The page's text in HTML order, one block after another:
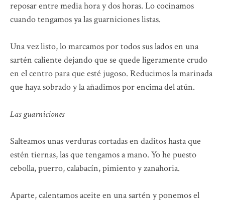
reposar entre media hora y dos horas. Lo cocinamos
cuando tengamos ya las guarniciones listas.
Una vez listo, lo marcamos por todos sus lados en una
sartén caliente dejando que se quede ligeramente crudo
en el centro para que esté jugoso. Reducimos la marinada
que haya sobrado y la añadimos por encima del atún.
Las guarniciones
Salteamos unas verduras cortadas en daditos hasta que
estén tiernas, las que tengamos a mano. Yo he puesto
cebolla, puerro, calabacín, pimiento y zanahoria.
Aparte, calentamos aceite en una sartén y ponemos el